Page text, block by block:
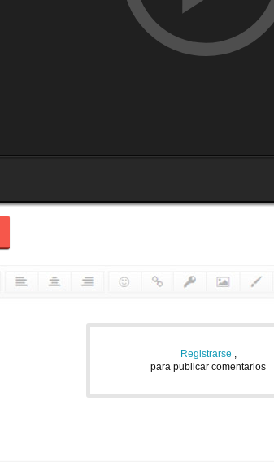
Registrarse ,
para publicar comentarios